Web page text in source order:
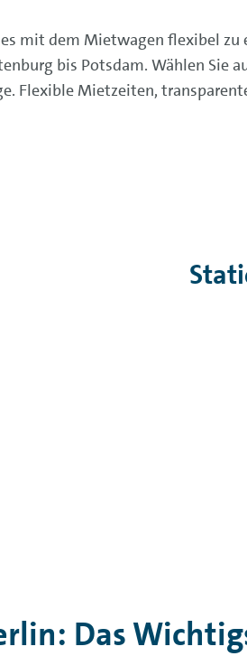
mit dem Mietwagen flexibel zu
bis Potsdam. Wählen
Flexible Mietzeiten,
Das